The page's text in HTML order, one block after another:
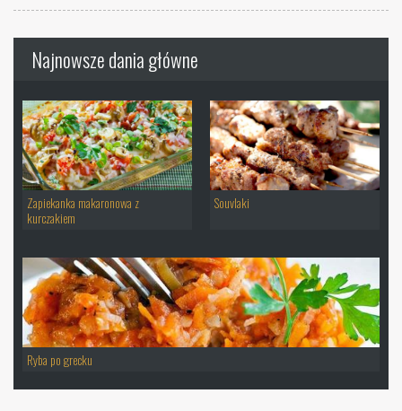
Najnowsze dania główne
Zapiekanka makaronowa z
kurczakiem
Souvlaki
Ryba po grecku